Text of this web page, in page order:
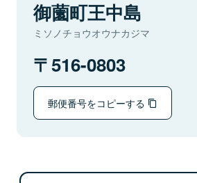
御薗町王中島
ミソノチョウオウナカジマ
516-0803
郵便番号をコピーする